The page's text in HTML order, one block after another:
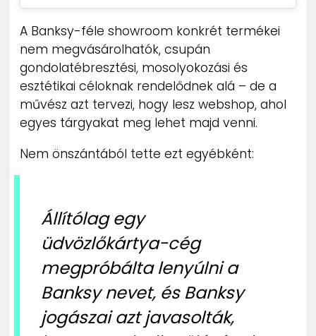
A Banksy-féle showroom konkrét termékei
nem megvásárolhatók, csupán
gondolatébresztési, mosolyokozási és
esztétikai céloknak rendelődnek alá – de a
művész azt tervezi, hogy lesz webshop, ahol
egyes tárgyakat meg lehet majd venni.
Nem önszántából tette ezt egyébként:
Állítólag egy
üdvözlőkártya-cég
megpróbálta lenyúlni a
Banksy nevet, és Banksy
jogászai azt javasolták,